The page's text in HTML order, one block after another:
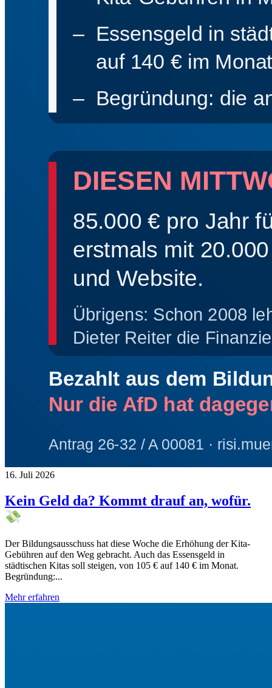
16. Juli 2026
Kein Geld da? Kommt drauf an, wofür.
Der Bildungsausschuss hat diese Woche die Erhöhung der Kita-
Gebühren auf den Weg gebracht. Auch das Essensgeld in
städtischen Kitas soll steigen, von 105 € auf 140 € im Monat.
Begründung:...
Mehr erfahren